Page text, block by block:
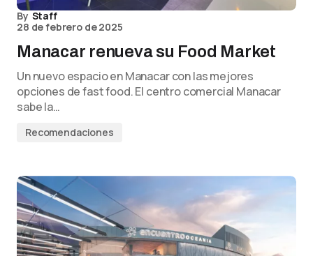
By Staff
28 de febrero de 2025
Manacar renueva su Food Market
Un nuevo espacio en Manacar con las mejores
opciones de fast food. El centro comercial Manacar
sabe la…
Recomendaciones